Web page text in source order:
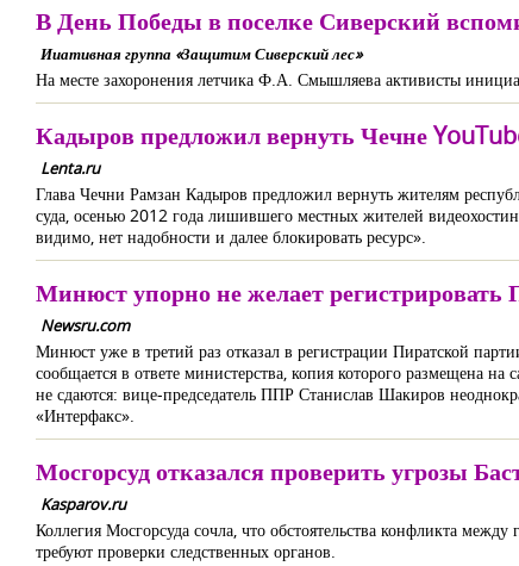
В День Победы в поселке Сиверский
Ииативная группа «Защитим Сиверский лес»
На месте захоронения летчика Ф.А. Смышляева активисты
Кадыров предложил вернуть Чечне
Lenta.ru
Глава Чечни Рамзан Кадыров предложил вернуть жителям
суда, осенью 2012 года лишившего местных жителей
видимо, нет надобности и далее блокировать ресурс».
Минюст упорно не желает
Newsru.com
Минюст уже в третий раз отказал в регистрации Пиратской
сообщается в ответе министерства, копия которого размещена
не сдаются: вице-председатель ППР Станислав Шакиров
«Интерфакс».
Мосгорсуд отказался проверить угрозы
Kasparov.ru
Коллегия Мосгорсуда сочла, что обстоятельства конфликта
требуют проверки следственных органов.